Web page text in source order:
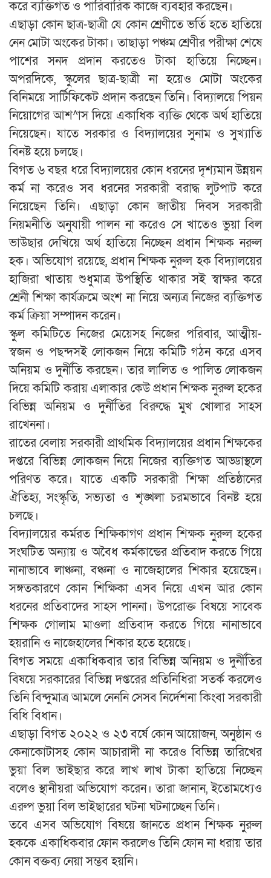
করে ব্যক্তিগত ও পারিবারিক কাজে ব্যবহার করছেন।
এছাড়া কোন ছাত্র-ছাত্রী যে কোন শ্রেণীতে ভর্তি হতে হাতিয়ে
নেন মোটা অংকের টাকা। তাছাড়া পঞ্চম শ্রেণীর পরীক্ষা শেষে
পাশের সনদ প্রদান করতেও টাকা হাতিয়ে নিচ্ছেন।
অপরদিকে, স্কুলের ছাত্র-ছাত্রী না হয়েও মোটা অংকের
বিনিময়ে সার্টিফিকেট প্রদান করছেন তিনি। বিদ্যালয়ে পিয়ন
নিয়োগের আশ^াস দিয়ে একাধিক ব্যক্তি থেকে অর্থ হাতিয়ে
নিয়েছেন। যাতে সরকার ও বিদ্যালয়ের সুনাম ও সুখ্যাতি
বিনষ্ট হয়ে চলছে।
বিগত ৬ বছর ধরে বিদ্যালয়ের কোন ধরনের দৃশ্যমান উন্নয়ন
কর্ম না করেও সব ধরনের সরকারী বরাদ্ধ লুটপাট করে
নিয়েছেন তিনি। এছাড়া কোন জাতীয় দিবস সরকারী
নিয়মনীতি অনুযায়ী পালন না করেও সে খাতেও ভুয়া বিল
ভাউছার দেখিয়ে অর্থ হাতিয়ে নিচ্ছেন প্রধান শিক্ষক নরুল
হক। অভিযোগ রয়েছে, প্রধান শিক্ষক নুরুল হক বিদ্যালয়ের
হাজিরা খাতায় শুধুমাত্র উপস্থিতি থাকার সই স্বাক্ষর করে
শ্রেনী শিক্ষা কার্যক্রমে অংশ না নিয়ে অন্যত্র নিজের ব্যক্তিগত
কর্ম ক্রিয়া সম্পাদন করেন।
স্কুল কমিটিতে নিজের মেয়েসহ নিজের পরিবার, আত্মীয়-
স্বজন ও পছন্দসই লোকজন নিয়ে কমিটি গঠন করে এসব
অনিয়ম ও দুর্নীতি করছেন। তার লালিত ও পালিত লোকজন
দিয়ে কমিটি করায় এলাকার কেউ প্রধান শিক্ষক নুরুল হকের
বিভিন্ন অনিয়ম ও দুর্নীতির বিরুদ্ধে মুখ খোলার সাহস
রাখেননা।
রাতের বেলায় সরকারী প্রাথমিক বিদ্যালয়ের প্রধান শিক্ষকের
দপ্তরে বিভিন্ন লোকজন নিয়ে নিজের ব্যক্তিগত আড্ডাস্থলে
পরিণত করে। যাতে একটি সরকারী শিক্ষা প্রতিষ্ঠানের
ঐতিহ্য, সংস্কৃতি, সভ্যতা ও শৃঙ্খলা চরমভাবে বিনষ্ট হয়ে
চলছে।
বিদ্যালয়ের কর্মরত শিক্ষিকাগণ প্রধান শিক্ষক নুরুল হকের
সংঘটিত অন্যায় ও অবৈধ কর্মকান্ডের প্রতিবাদ করতে গিয়ে
নানাভাবে লাঞ্চনা, বঞ্চনা ও নাজেহালের শিকার হয়েছেন।
সঙ্গতকারণে কোন শিক্ষিকা এসব নিয়ে এখন আর কোন
ধরনের প্রতিবাদের সাহস পাননা। উপরোক্ত বিষয়ে সাবেক
শিক্ষক গোলাম মাওলা প্রতিবাদ করতে গিয়ে নানাভাবে
হয়রানি ও নাজেহালের শিকার হতে হয়েছে।
বিগত সময়ে একাধিকবার তার বিভিন্ন অনিয়ম ও দুর্নীতির
বিষয়ে সরকারের বিভিন্ন দপ্তরের প্রতিনিধিরা সতর্ক করলেও
তিনি বিন্দুমাত্র আমলে নেননি সেসব নির্দেশনা কিংবা সরকারী
বিধি বিধান।
এছাড়া বিগত ২০২২ ও ২৩ বর্ষে কোন আয়োজন, অনুষ্ঠান ও
কেনাকোটাসহ কোন আচারাদী না করেও বিভিন্ন তারিখের
ভুয়া বিল ভাইছার করে লাখ লাখ টাকা হাতিয়ে নিচ্ছেন
বলেও স্থানীয়রা অভিযোগ করেন। তারা জানান, ইতোমধ্যেও
এরুপ ভুয়া বিল ভাইছারের ঘটনা ঘটনাচ্ছেন তিনি।
তবে এসব অভিযোগ বিষয়ে জানতে প্রধান শিক্ষক নুরুল
হককে একাধিকবার ফোন করলেও তিনি ফোন না ধরায় তার
কোন বক্তব্য নেয়া সম্ভব হয়নি।